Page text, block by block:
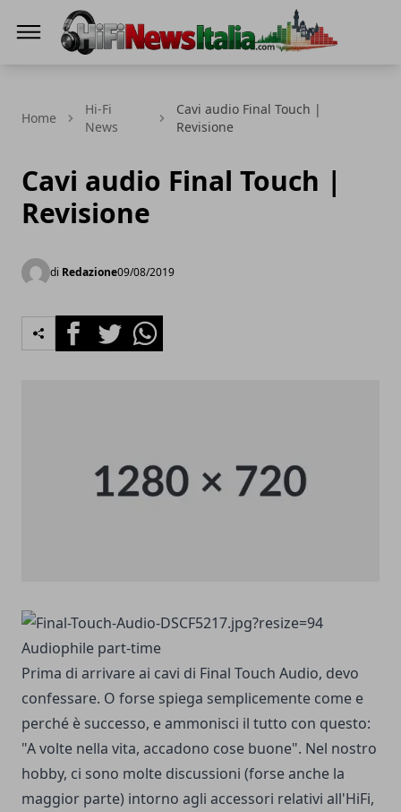
Home
Hi-Fi
News
Cavi audio Final Touch |
Revisione
Cavi audio Final Touch |
Revisione
di Redazione09/08/2019
FacebookTwitterWhatsapp
Audiophile part-time
Prima di arrivare ai cavi di Final Touch Audio, devo
confessare. O forse spiega semplicemente come e
perché è successo, e ammonisci il tutto con questo:
"A volte nella vita, accadono cose buone". Nel nostro
hobby, ci sono molte discussioni (forse anche la
maggior parte) intorno agli accessori relativi all'HiFi,